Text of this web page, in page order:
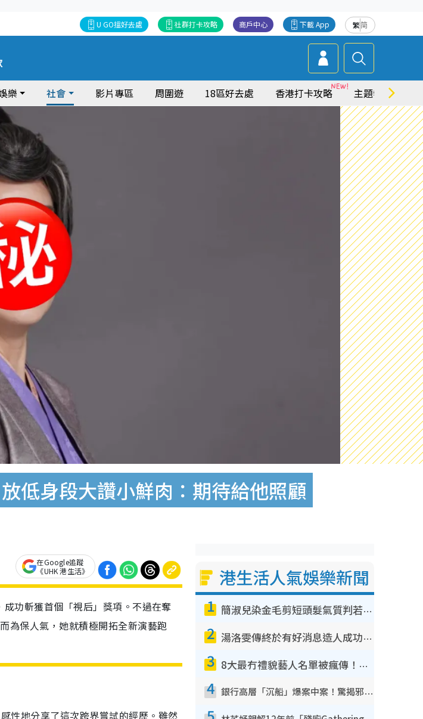
繁简
下載 App
商戶中心
社群打卡攻略
U GO搵好去處
樂 社會 影片專區 周圍遊 18區好去處 香港打卡攻略 主題特集
低身段大讚小鮮肉：期待給他照顧
在Google追蹤
《UHK 港生活》
功斬獲首個「視后」獎項。不過在奪
為保人氣，她就積極開拓全新演藝跑
性地分享了這次跨界嘗試的經歷。雖然
港生活人氣娛樂新聞
1 簡淑兒染金毛剪短頭髮氣質判若兩人！嚇壞老公麥大力都認唔出：「你做咩事？」
2 湯洛雯傳終於有好消息造人成功！兩大細節曝孕味極濃惹猜測：大肚婆先會咁！
3 8大最冇禮貌藝人名單被瘋傳！網民揭發明星真面目 一致數臭呢位係無品天花板？
4 銀行高層「沉船」爆案中案！驚揭邪教洗腦操控賣淫被吞600萬 幕後黑手講多錯多